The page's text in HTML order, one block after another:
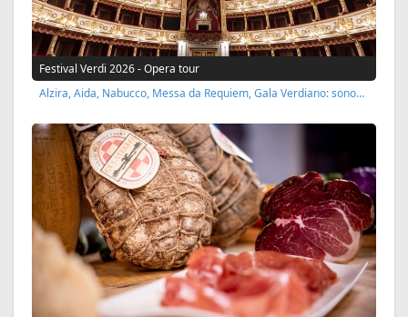
Festival Verdi 2026 - Opera tour
Alzira, Aida, Nabucco, Messa da Requiem, Gala Verdiano: sono…